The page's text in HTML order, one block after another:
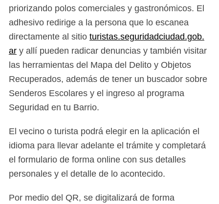
priorizando polos comerciales y gastronómicos. El
adhesivo redirige a la persona que lo escanea
directamente al sitio turistas.seguridadciudad.gob.
ary allí pueden radicar denuncias y también visitar
las herramientas del Mapa del Delito y Objetos
Recuperados, además de tener un buscador sobre
Senderos Escolares y el ingreso al programa
Seguridad en tu Barrio.
El vecino o turista podrá elegir en la aplicación el
idioma para llevar adelante el trámite y completará
el formulario de forma online con sus detalles
personales y el detalle de lo acontecido.
Por medio del QR, se digitalizará de forma